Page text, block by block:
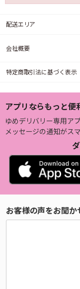
配送エリア
会社概要
特定商取引法に基づく表示
アプリならもっと便
ゆめデリバリー専用アプ
メッセージの通知がス
お客様の声をお聞か